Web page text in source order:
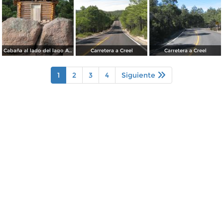
Cabaña al lado del lago Arareko Carretera a Creel Carretera a Creel
1 2 3 4 Siguiente